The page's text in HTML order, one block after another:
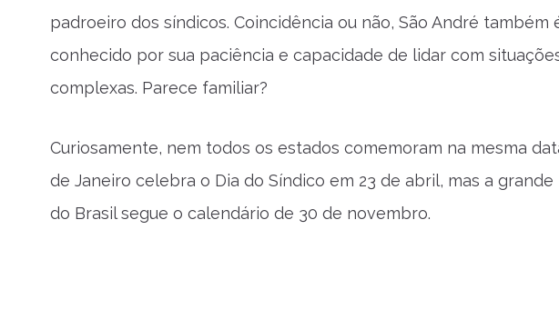
padroeiro dos síndicos. Coincidência ou não, São André também
conhecido por sua paciência e capacidade de lidar com
complexas. Parece familiar?
Curiosamente, nem todos os estados comemoram na mesma
de Janeiro celebra o Dia do Síndico em 23 de abril, mas a grande
do Brasil segue o calendário de 30 de novembro.